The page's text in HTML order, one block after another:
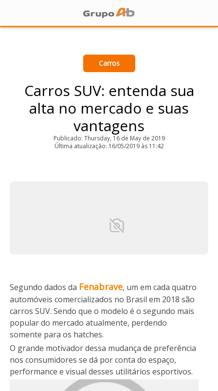
Carros
Carros SUV: entenda sua
alta no mercado e suas
vantagens
Publicado: Thursday, 16 de May de 2019
Última atualização: 16/05/2019 às 11:42
Segundo dados da Fenabrave, um em cada quatro
automóveis comercializados no Brasil em 2018 são
carros SUV. Sendo que o modelo é o segundo mais
popular do mercado atualmente, perdendo
somente para os hatches.
O grande motivador dessa mudança de preferência
nos consumidores se dá por conta do espaço,
performance e visual desses utilitários esportivos.